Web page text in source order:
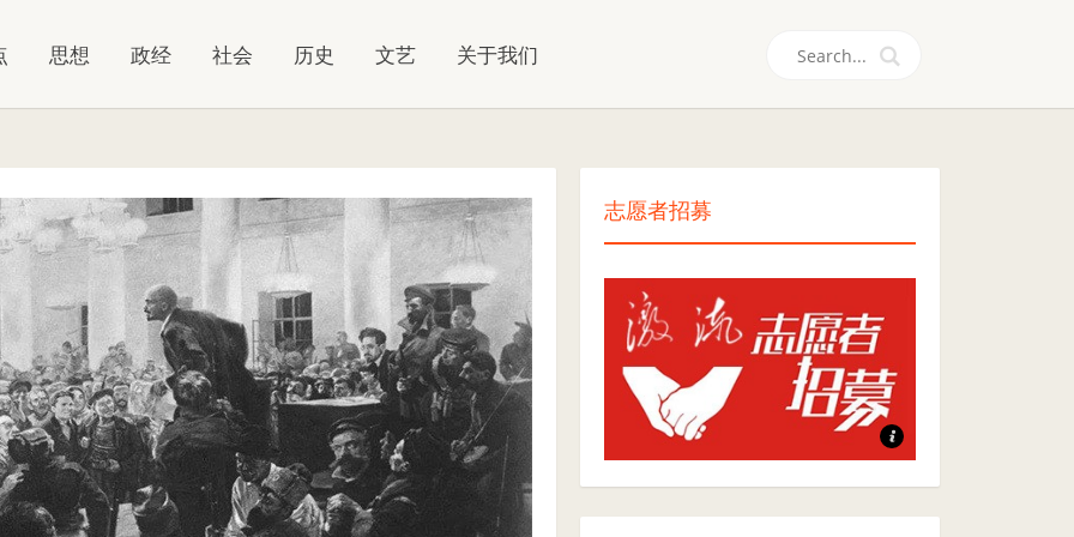
思想 政经 社会 历史 文艺 关于我们
志愿者招募
志愿者招募